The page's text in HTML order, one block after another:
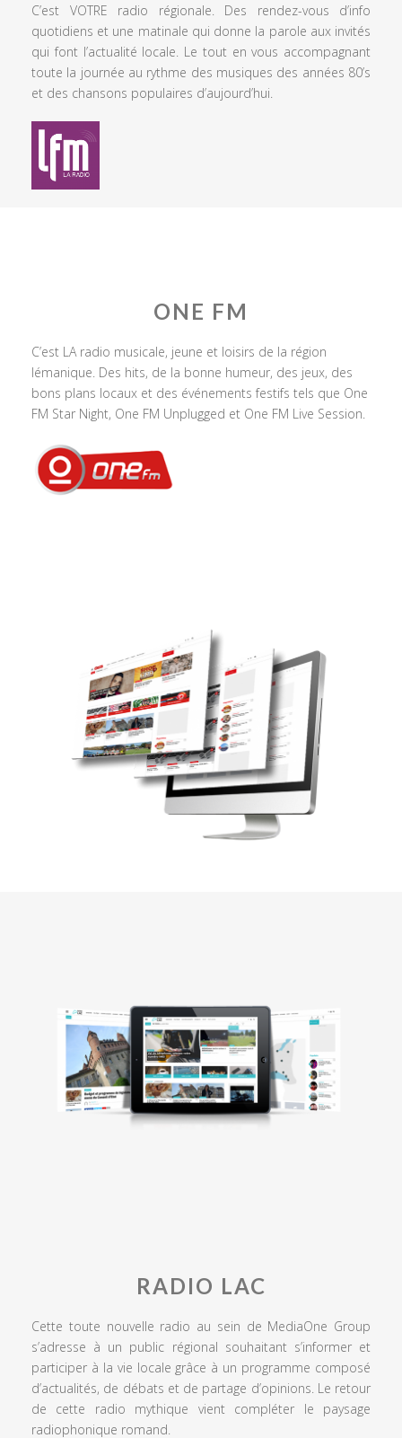
C’est VOTRE radio régionale. Des rendez-vous d’info
quotidiens et une matinale qui donne la parole aux invités
qui font l’actualité locale. Le tout en vous accompagnant
toute la journée au rythme des musiques des années 80’s
et des chansons populaires d’aujourd’hui.
ONE FM
C’est LA radio musicale, jeune et loisirs de la région
lémanique. Des hits, de la bonne humeur, des jeux, des
bons plans locaux et des événements festifs tels que One
FM Star Night, One FM Unplugged et One FM Live Session.
RADIO LAC
Cette toute nouvelle radio au sein de MediaOne Group
s’adresse à un public régional souhaitant s’informer et
participer à la vie locale grâce à un programme composé
d’actualités, de débats et de partage d’opinions. Le retour
de cette radio mythique vient compléter le paysage
radiophonique romand.